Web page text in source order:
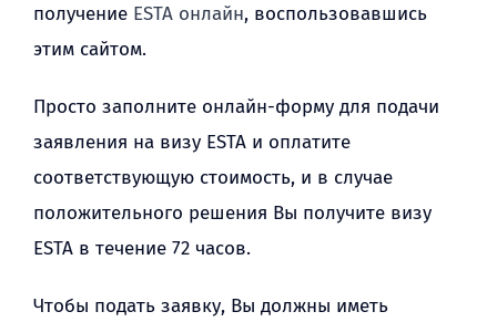
получение ESTA онлайн, воспользовавшись
этим сайтом.
Просто заполните онлайн-форму для подачи
заявления на визу ESTA и оплатите
соответствующую стоимость, и в случае
положительного решения Вы получите визу
ESTA в течение 72 часов.
Чтобы подать заявку, Вы должны иметь